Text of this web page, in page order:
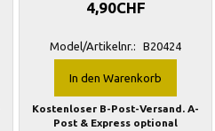
4,90CHF
Model/Artikelnr.: B20424
In den Warenkorb
Kostenloser B-Post-Versand. A-
Post & Express optional